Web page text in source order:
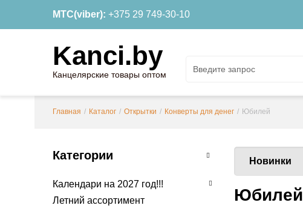
МТС(viber): +375 29 749-30-10
Kanci.by
Канцелярские товары оптом
Главная / Каталог / Открытки / Конверты для денег / Юбилей
Категории
Календари на 2027 год!!!
Летний ассортимент
Новинки
Юбилей